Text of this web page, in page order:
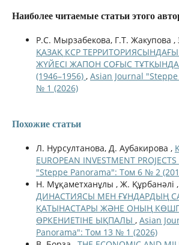
Наиболее читаемые статьи этого
Р.С. Мырзабекова, Г.Т. Жакупова ,
ҚАЗАҚ КСР
ЖҮЙЕСІ ЖАПОН СОҒЫС
(1946–1956) , Asian Journal
№ 1 (2026)
Похожие статьи
Л. Нурсултанова, Д. Аубакирова ,
EUROPEAN INVESTMENT PROJECTS
"Steppe Panorama": Том 6 № 2
Н. Мұқаметханұлы , Ж. Құрбанәлі ,
ДИНАСТИЯСЫ МЕН ҒҰНДАРДЫҢ
ҚАТЫНАСТАРЫ ЖӘНЕ ОНЫҢ
ӨРКЕНИЕТІНЕ ЫҚПАЛЫ , Asian
Panorama": Том 13 № 1 (2026)